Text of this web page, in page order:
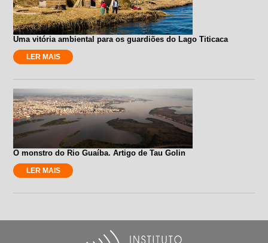
Uma vitória ambiental para os guardiões do Lago Titicaca
LER MAIS
O monstro do Rio Guaíba. Artigo de Tau Golin
LER MAIS